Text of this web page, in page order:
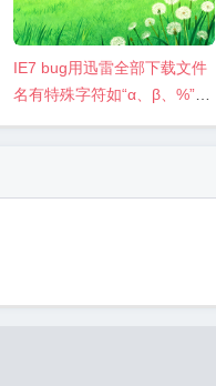
IE7 bug用迅雷全部下载文件
名有特殊字符如“α、β、%”百